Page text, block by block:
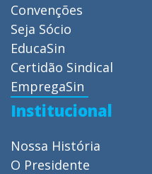
Convenções
Seja Sócio
EducaSin
Certidão Sindical
EmpregaSin
Institucional
Nossa História
O Presidente